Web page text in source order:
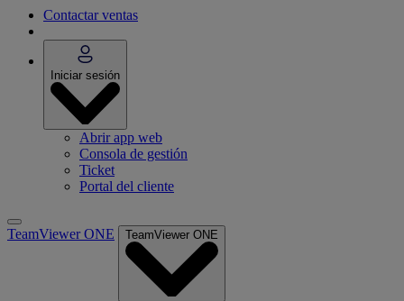
Contactar ventas
Iniciar sesión
Abrir app web
Consola de gestión
Ticket
Portal del cliente
TeamViewer ONE TeamViewer ONE